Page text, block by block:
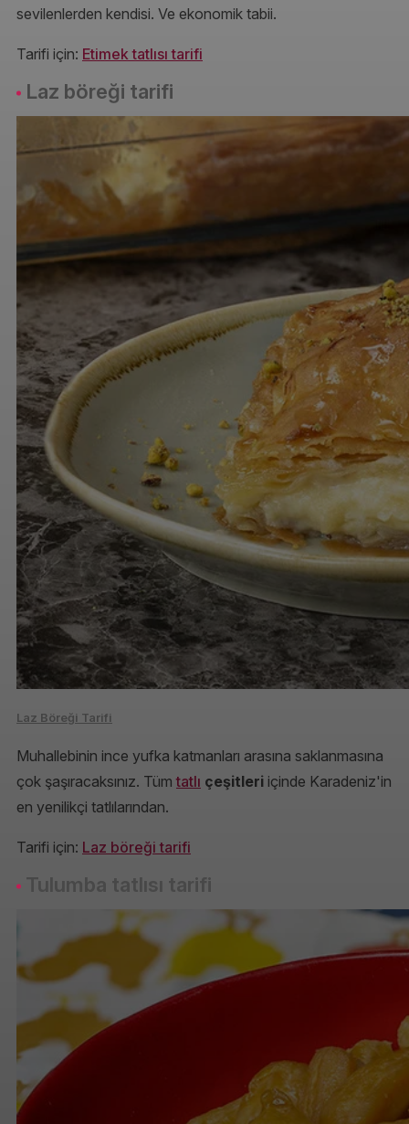
sevilenlerden kendisi. Ve ekonomik tabii.
Tarifi için: Etimek tatlısı tarifi
Laz böreği tarifi
Laz Böreği Tarifi
Muhallebinin ince yufka katmanları arasına saklanmasına
çok şaşıracaksınız. Tümtatlı çeşitleri içinde Karadeniz'in
en yenilikçi tatlılarından.
Tarifi için: Laz böreği tarifi
Tulumba tatlısı tarifi